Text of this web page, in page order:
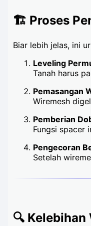
🏗️ Proses
Biar lebih jelas, ini
Leveling
Tanah harus
Pemasangan
Wiremesh
Pemberian
Fungsi spacer
Pengecoran
Setelah
🔍